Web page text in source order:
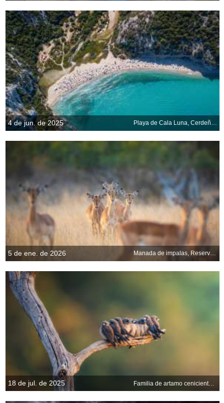
4 de jun. de 2025 Playa de Cala Luna, Cerdeña, Italia
5 de ene. de 2026 Manada de impalas, Reserva de Londolozi, Sudáfrica
18 de jul. de 2025 Familia de artamo ceniciento posadas en una rama